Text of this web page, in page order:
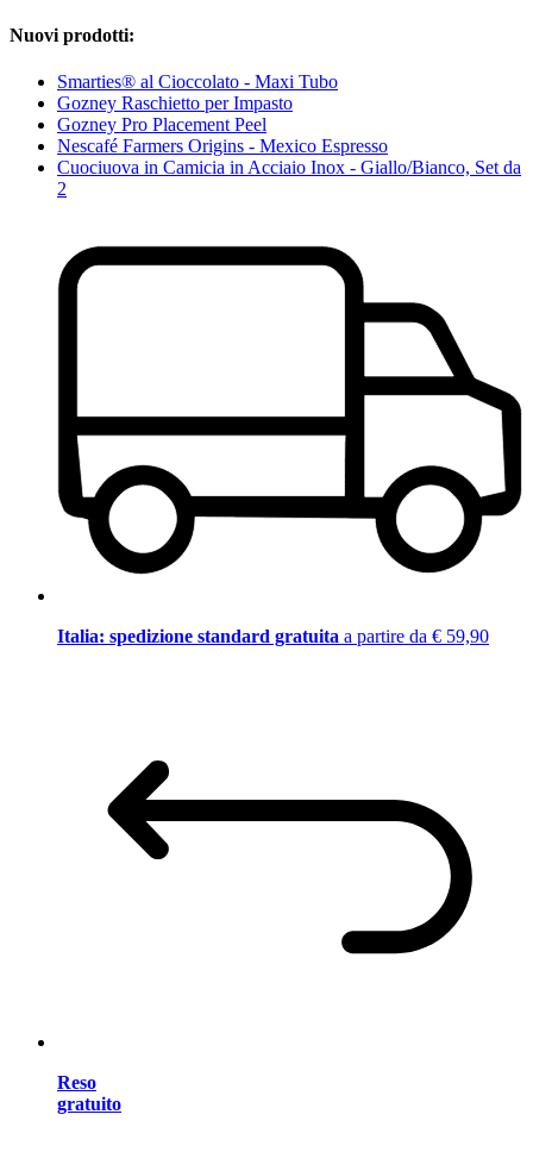
Nuovi prodotti:
Smarties® al Cioccolato - Maxi Tubo
Gozney Raschietto per Impasto
Gozney Pro Placement Peel
Nescafé Farmers Origins - Mexico Espresso
Cuociuova in Camicia in Acciaio Inox - Giallo/Bianco, Set da
2
Italia: spedizione standard gratuita a partire da € 59,90
Reso
gratuito